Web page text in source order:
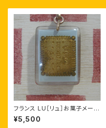
フランス LU［リュ］お菓子メーカ
ー ビスケット ブルボンキーホル
ダー
¥5,500